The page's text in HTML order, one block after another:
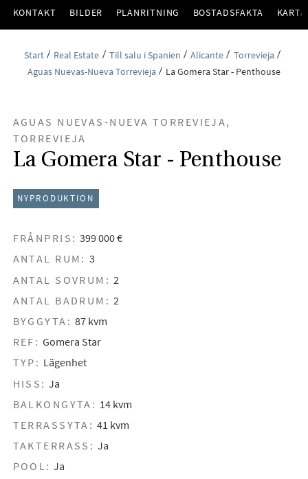
KONTAKT BILDER PLANRITNING BOSTADSFAKTA KARTA
Start Real Estate Till salu i Spanien Alicante
Torrevieja
Aguas Nuevas-Nueva Torrevieja
La Gomera Star - Penthouse
AGUAS NUEVAS-NUEVA TORREVIEJA,
TORREVIEJA
La Gomera Star - Penthouse
NYPRODUKTION
FRÅNPRIS: 399 000 €
ANTAL RUM: 3
ANTAL SOVRUM: 2
ANTAL BADRUM: 2
BYGGYTA: 87 kvm
REF: Gomera Star
TYP: Lägenhet
HISS: Ja
BALKONGYTA: 14 kvm
TERRASSYTA: 41 kvm
TAKTERRASS: Ja
POOL: Ja